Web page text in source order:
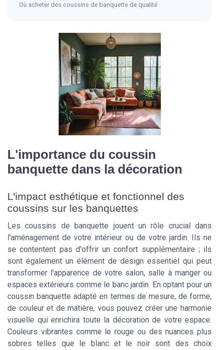
Où acheter des coussins de banquette de qualité
L'importance du coussin
banquette dans la décoration
L'impact esthétique et fonctionnel des
coussins sur les banquettes
Les coussins de banquette jouent un rôle crucial dans
l'aménagement de votre intérieur ou de votre jardin. Ils ne
se contentent pas d'offrir un confort supplémentaire ; ils
sont également un élément de design essentiel qui peut
transformer l'apparence de votre salon, salle à manger ou
espaces extérieurs comme le banc jardin. En optant pour un
coussin banquette adapté en termes de mesure, de forme,
de couleur et de matière, vous pouvez créer une harmonie
visuelle qui enrichira toute la décoration de votre espace.
Couleurs vibrantes comme le rouge ou des nuances plus
sobres telles que le blanc et le noir sont des choix